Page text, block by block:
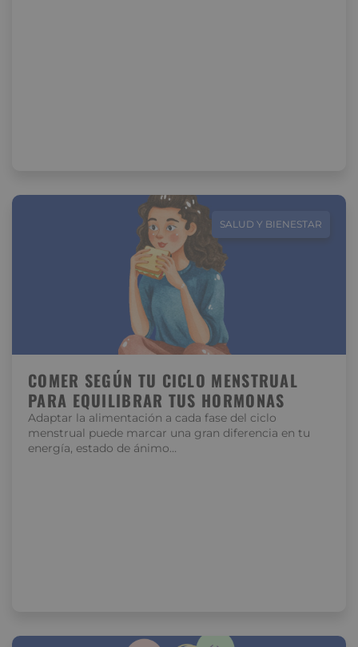
SALUD Y BIENESTAR
COMER SEGÚN TU CICLO MENSTRUAL
PARA EQUILIBRAR TUS HORMONAS
Adaptar la alimentación a cada fase del ciclo
menstrual puede marcar una gran diferencia en tu
energía, estado de ánimo…